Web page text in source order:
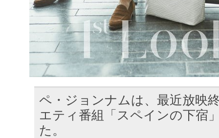
ペ・ジョンナムは、最近放映
エティ番組「スペインの下宿
た。